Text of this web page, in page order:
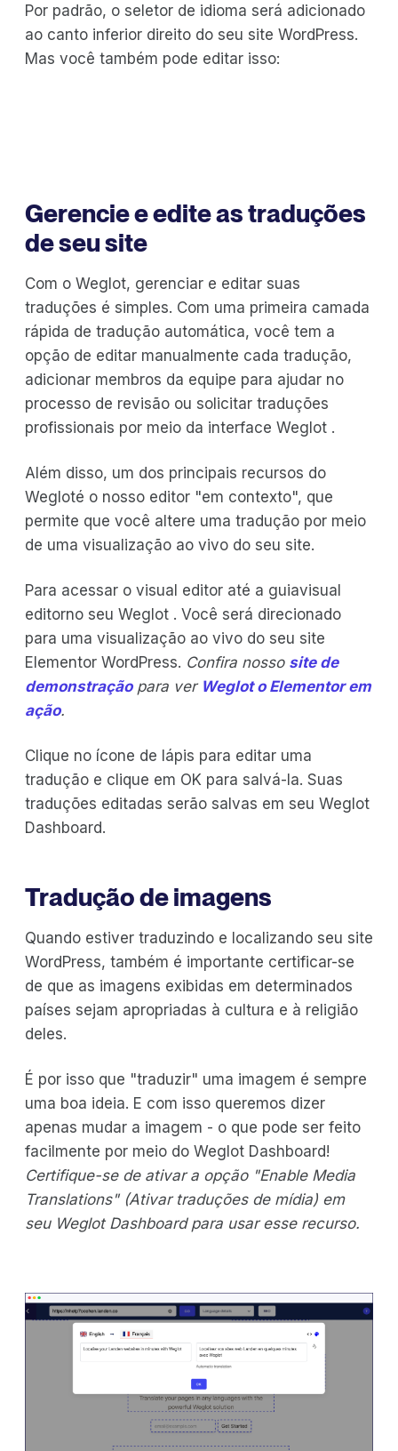
Por padrão, o seletor de idioma será adicionado
ao canto inferior direito do seu site WordPress.
Mas você também pode editar isso:
Gerencie e edite as traduções
de seu site
Com o Weglot, gerenciar e editar suas
traduções é simples. Com uma primeira camada
rápida de tradução automática, você tem a
opção de editar manualmente cada tradução,
adicionar membros da equipe para ajudar no
processo de revisão ou solicitar traduções
profissionais por meio da interface Weglot .
Além disso, um dos principais recursos do
Wegloté o nosso editor "em contexto", que
permite que você altere uma tradução por meio
de uma visualização ao vivo do seu site.
Para acessar o visual editor até a guiavisual
editorno seu Weglot . Você será direcionado
para uma visualização ao vivo do seu site
Elementor WordPress. Confira nosso site de
demonstraçãopara ver Weglot o Elementor em
ação.
Clique no ícone de lápis para editar uma
tradução e clique em OK para salvá-la. Suas
traduções editadas serão salvas em seu Weglot
Dashboard.
Tradução de imagens
Quando estiver traduzindo e localizando seu site
WordPress, também é importante certificar-se
de que as imagens exibidas em determinados
países sejam apropriadas à cultura e à religião
deles.
É por isso que "traduzir" uma imagem é sempre
uma boa ideia. E com isso queremos dizer
apenas mudar a imagem - o que pode ser feito
facilmente por meio do Weglot Dashboard!
Certifique-se de ativar a opção "Enable Media
Translations" (Ativar traduções de mídia) em
seu Weglot Dashboard para usar esse recurso.